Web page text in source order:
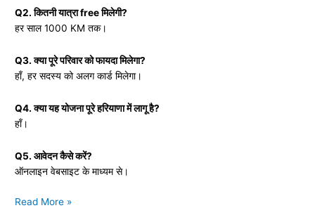
Q2. कितनी यात्रा free मिलेगी?
हर साल 1000 KM तक।
Q3. क्या पूरे परिवार को फायदा मिलेगा?
हाँ, हर सदस्य को अलग कार्ड मिलेगा।
Q4. क्या यह योजना पूरे हरियाणा में लागू है?
हाँ।
Q5. आवेदन कैसे करें?
ऑनलाइन वेबसाइट के माध्यम से।
Haryana
Read More »